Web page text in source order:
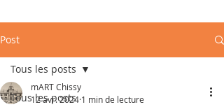
Post
Tous les posts
Tous les posts
mART Chissy
12 avr. 2024 1 min de lecture